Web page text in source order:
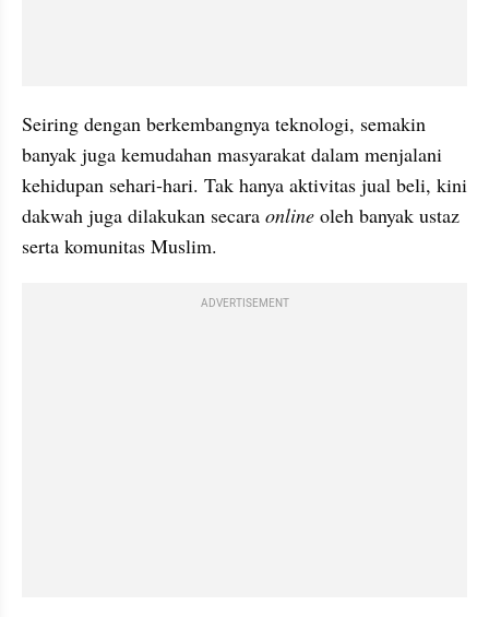
Seiring dengan berkembangnya teknologi, semakin
banyak juga kemudahan masyarakat dalam menjalani
kehidupan sehari-hari. Tak hanya aktivitas jual beli, kini
dakwah juga dilakukan secara online oleh banyak ustaz
serta komunitas Muslim.
ADVERTISEMENT